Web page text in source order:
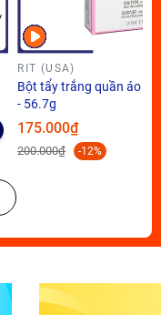
RIT (USA)
Bột tẩy trắng quần áo
- 56.7g
175.000₫
200.000₫ -12%